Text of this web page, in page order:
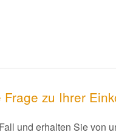
zu Ihrer
und erhalten Sie von